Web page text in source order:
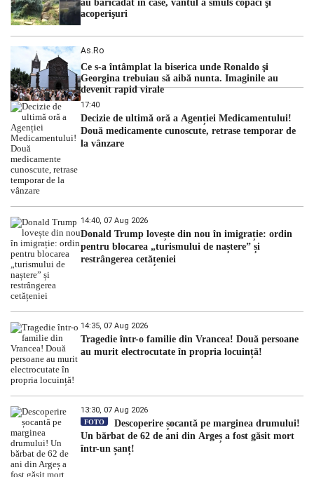
au baricadat în case, vântul a smuls copaci şi
acoperişuri
As.ro
Ce s-a întâmplat la biserica unde Ronaldo şi
Georgina trebuiau să aibă nunta. Imaginile au
devenit rapid virale
17:40
Decizie de ultimă oră a Agenției Medicamentului!
Două medicamente cunoscute, retrase temporar de
la vânzare
14:40, 07 Aug 2026
Donald Trump lovește din nou în imigrație: ordin
pentru blocarea „turismului de naștere” și
restrângerea cetățeniei
14:35, 07 Aug 2026
Tragedie într-o familie din Vrancea! Două persoane
au murit electrocutate în propria locuință!
13:30, 07 Aug 2026
FOTO
Descoperire șocantă pe marginea drumului!
Un bărbat de 62 de ani din Argeș a fost găsit mort
într-un șanț!